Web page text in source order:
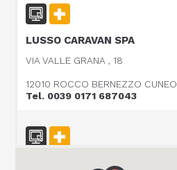
LUSSO CARAVAN SPA
VIA VALLE GRANA , 18
12010 ROCCO BERNEZZO CUNEO
Tel. 0039 0171 687043
CARAVAN SCHIAVOLIN SAS